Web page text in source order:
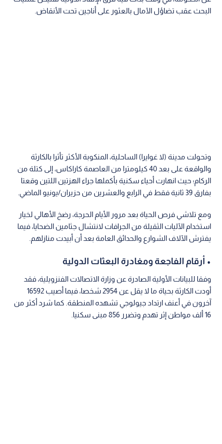
البحث عقب تضاؤل الآمال بالعثور على أناجين تحت الأنقاض.
وتحولت مدينة (لا غوايرا) الساحلية، المنكوبة الأكثر تأثرا بالكارثة
والواقعة على بعد 40 كيلومترا من العاصمة كاراكاس، إلى كتلة من
الركام؛ حيث انهارت أحياء سكنية بأكملها جراء الهزتين اللتين وقعتا
بفارق 39 ثانية فقط في الرابع والعشرين من حزيران/يونيو الماضي.
ومع تلاشي فرص الحياة بعد مرور الأيام الحرجة، رضخ الأهالي لخيار
استخدام الآليات الثقيلة من الجرافات لانتشال جثامين الضحايا، فيما
يفترش الآلاف الشوارع والحدائق العامة بعد أن أبيدت منازلهم.
• أرقام الفاجعة ومغادرة البعثات الدولية
وفقا للبيانات الأولية الصادرة عن وزارة الاتصالات الفنزويلية، فقد
أودت الكارثة بحياة ما لا يقل عن 2954 شخصا، فيما أصيب 16592
آخرون في أعنف ارتداد جيولوجي تشهده المنطقة. كما شرد أكثر من
16 ألف مواطن إثر تهدم وتضرر 856 مبنى سكنيا.